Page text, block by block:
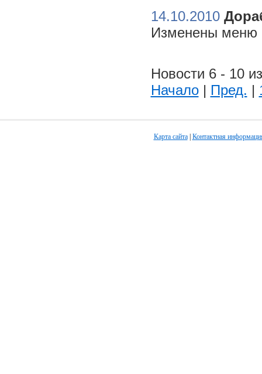
14.10.2010
Изменены меню
Новости 6 - 10
Начало| Пред. |
Карта сайта| Контактная